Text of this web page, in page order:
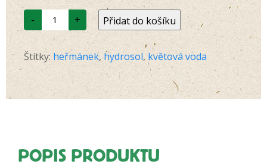
- LÁSKA
D03
Heřmánek
hydrosol
množství
+ Přidat do košíku
Štítky: heřmánek, hydrosol, květová voda
POPIS PRODUKTU